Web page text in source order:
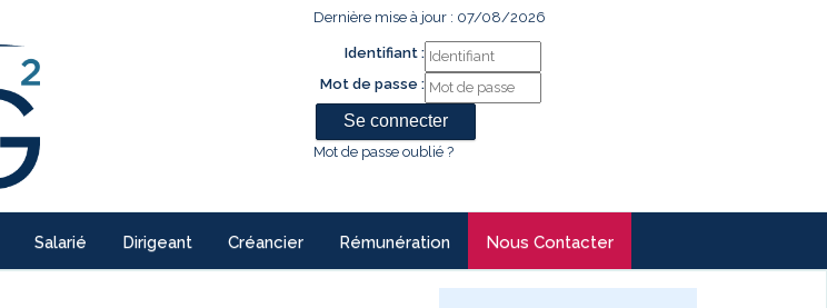
Dernière mise à jour : 07/08/2026
Identifiant :
Mot de passe :
Mot de passe oublié ?
Salarié Dirigeant Créancier Rémunération Nous Contacter